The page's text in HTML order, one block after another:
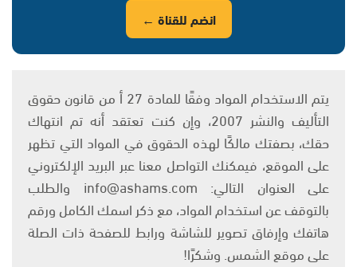
انضم للقناة ←
يتم الاستخدام المواد وفقًا للمادة 27 أ من قانون حقوق
التأليف والنشر 2007، وإن كنت تعتقد أنه تم انتهاك
حقك، بصفتك مالكًا لهذه الحقوق في المواد التي تظهر
على الموقع، فيمكنك التواصل معنا عبر البريد الإلكتروني
على العنوان التالي: info@ashams.com والطلب
بالتوقف عن استخدام المواد، مع ذكر اسمك الكامل ورقم
هاتفك وإرفاق تصوير للشاشة ورابط للصفحة ذات الصلة
على موقع الشمس. وشكرًا!